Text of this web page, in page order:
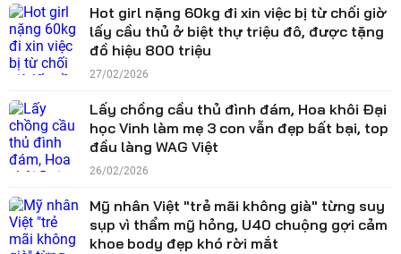
Hot girl nặng 60kg đi xin việc bị từ chối giờ
lấy cầu thủ ở biệt thự triệu đô, được tặng
đồ hiệu 800 triệu
27/02/2026
Lấy chồng cầu thủ đình đám, Hoa khôi Đại
học Vinh làm mẹ 3 con vẫn đẹp bất bại, top
đầu làng WAG Việt
26/02/2026
Mỹ nhân Việt "trẻ mãi không già" từng suy
sụp vì thẩm mỹ hỏng, U40 chuộng gợi cảm
khoe body đẹp khó rời mắt